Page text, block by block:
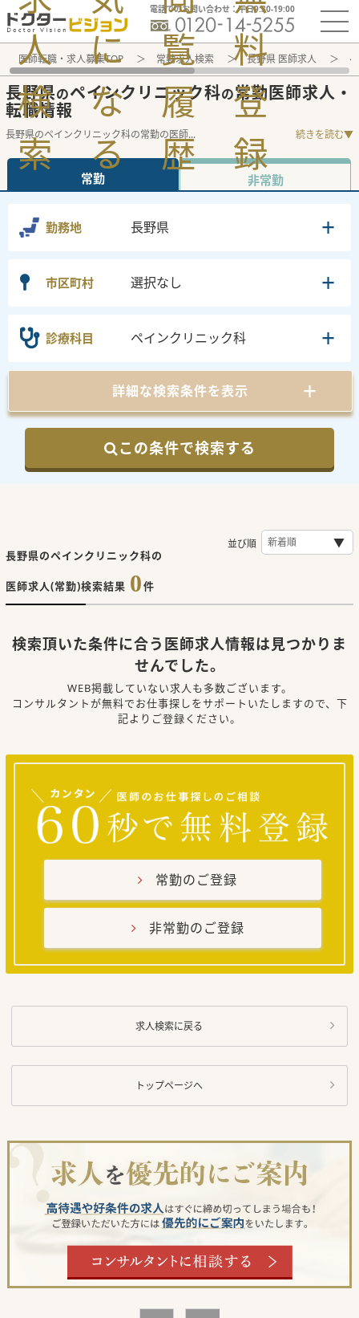
電話でのお問い合わせ：平日9:30-19:00
人
検
索
に
な
る
覧
履
歴
料
登
録
医師転職・求人募集TOP 常勤求人検索 長野県 医師求人
長野県のペインクリニック科の常勤医師求人・
転職情報
長野県のペインクリニック科の常勤の医師... 続きを読む▼
常勤 非常勤
勤務地 長野県
市区町村 選択なし
診療科目 ペインクリニック科
詳細な検索条件を表示
この条件で検索する
長野県のペインクリニック科の
医師求人(常勤)検索結果 0件
並び順
検索頂いた条件に合う医師求人情報は見つかりま
せんでした。
WEB掲載していない求人も多数ございます。
コンサルタントが無料でお仕事探しをサポートいたしますので、下
記よりご登録ください。
常勤のご登録
非常勤のご登録
求人検索に戻る
トップページへ